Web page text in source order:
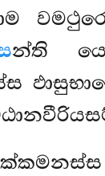
න්ති